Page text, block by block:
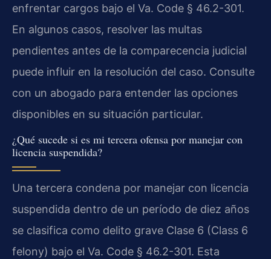
enfrentar cargos bajo el Va. Code § 46.2-301.
En algunos casos, resolver las multas
pendientes antes de la comparecencia judicial
puede influir en la resolución del caso. Consulte
con un abogado para entender las opciones
disponibles en su situación particular.
¿Qué sucede si es mi tercera ofensa por manejar con
licencia suspendida?
Una tercera condena por manejar con licencia
suspendida dentro de un período de diez años
se clasifica como delito grave Clase 6 (Class 6
felony) bajo el Va. Code § 46.2-301. Esta